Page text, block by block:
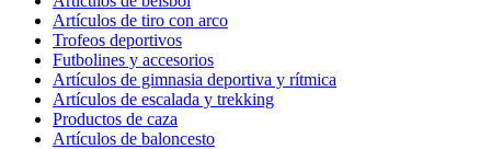
Artículos de tiro con arco
Trofeos deportivos
Futbolines y accesorios
Artículos de gimnasia deportiva y rítmica
Artículos de escalada y trekking
Productos de caza
Artículos de baloncesto